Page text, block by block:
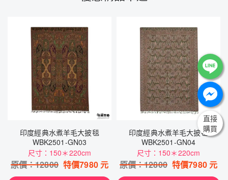
印度經典水煮羊毛大披毯
WBK2501-GN03
尺寸：150＊220cm
原價：12800 特價7980元
印度經典水煮羊毛大披毯
WBK2501-GN04
尺寸：150＊220cm
原價：12800 特價7980元
直接
購買